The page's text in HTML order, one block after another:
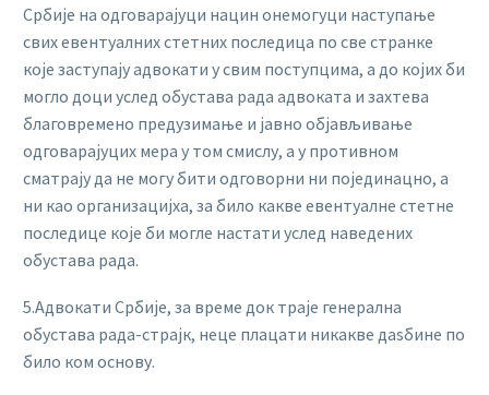
Србије на одговарајуци нацин онемогуци наступање
свих евентуалних стетних последица по све странке
које заступају адвокати у свим поступцима, а до којих би
могло доци услед обустава рада адвоката и захтева
благовремено предузимање и јавно објављивање
одговарајуцих мера у том смислу, а у противном
сматрају да не могу бити одговорни ни појединацно, а
ни као организацијха, за било какве евентуалне стетне
последице које би могле настати услед наведених
обустава рада.
5.Адвокати Србије, за време док траје генерална
обустава рада-страјк, неце плацати никакве даѕбине по
било ком основу.